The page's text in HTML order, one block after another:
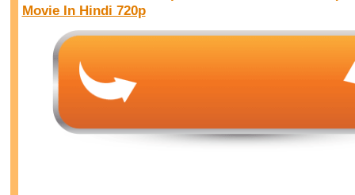
Movie In Hindi 720p